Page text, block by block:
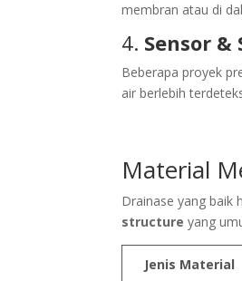
membran atau di
4. Sensor
Beberapa proyek
air berlebih
Material
Drainase yang baik
structure yang
Jenis Material